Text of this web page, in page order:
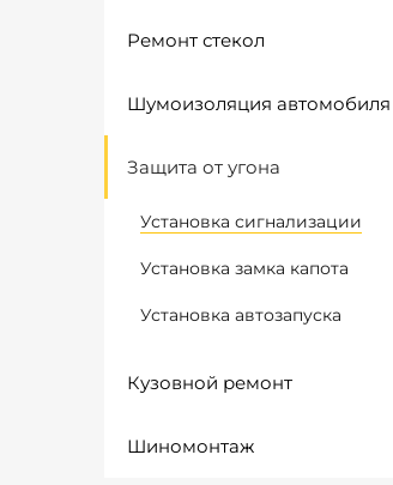
Ремонт стекол
Шумоизоляция автомобиля
Защита от угона
Установка сигнализации
Установка замка капота
Установка автозапуска
Кузовной ремонт
Шиномонтаж